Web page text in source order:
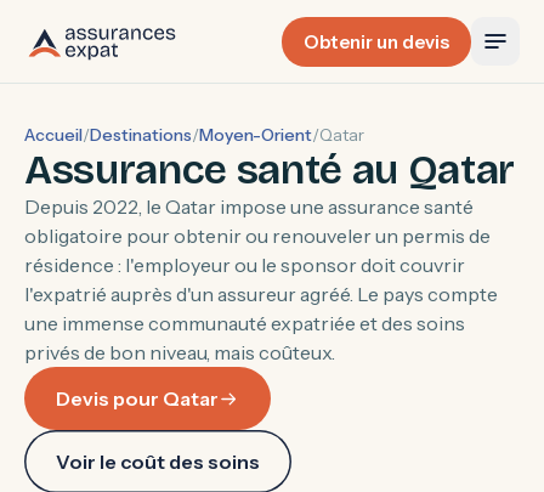
Obtenir un devis
Accueil/Destinations/Moyen-Orient/Qatar
Assurance santé au Qatar
Depuis 2022, le Qatar impose une assurance santé
obligatoire pour obtenir ou renouveler un permis de
résidence : l'employeur ou le sponsor doit couvrir
l'expatrié auprès d'un assureur agréé. Le pays compte
une immense communauté expatriée et des soins
privés de bon niveau, mais coûteux.
Devis pour Qatar
Voir le coût des soins